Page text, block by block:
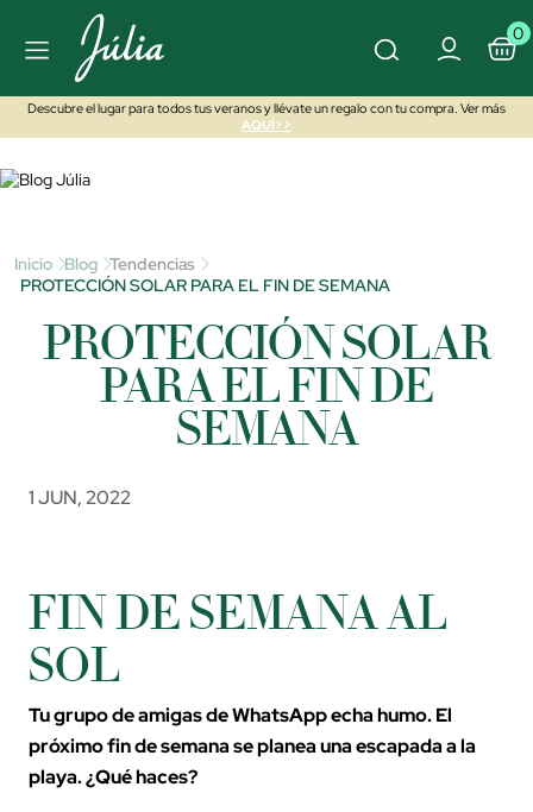
0
Descubre el lugar para todos tus veranos y llévate un regalo con tu compra. Ver más
AQUÍ>>
Inicio Blog Tendencias
PROTECCIÓN SOLAR PARA EL FIN DE SEMANA
PROTECCIÓN SOLAR
PARA EL FIN DE
SEMANA
1 JUN, 2022
FIN DE SEMANA AL
SOL
Tu grupo de amigas de WhatsApp echa humo. El
próximo fin de semana se planea una escapada a la
playa. ¿Qué haces?